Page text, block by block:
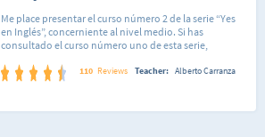
Me place presentar el curso número 2 de la serie “Yes
en Inglés”, concerniente al nivel medio. Si has
consultado el curso número uno de esta serie,
básicos del idioma de una forma en que se facilita al
lector la gran tarea de aprender inglés. El autor de este
empiezan desde un nivel muy bajo en el idioma inglés
110 Reviews Teacher: Alberto Carranza